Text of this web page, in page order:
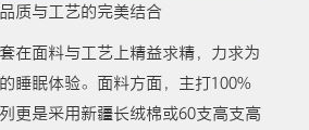
质与工艺的完美结合
在面料与工艺上精益求精，力求为
睡眠体验。面料方面，主打100%
更是采用新疆长绒棉或60支高支高